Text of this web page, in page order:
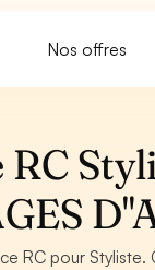
Nos offres
RC pour